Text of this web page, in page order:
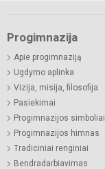
Progimnazija
Apie progimnaziją
Ugdymo aplinka
Vizija, misija, filosofija
Pasiekimai
Progimnazijos simboliai
Progimnazijos himnas
Tradiciniai renginiai
Bendradarbiavimas